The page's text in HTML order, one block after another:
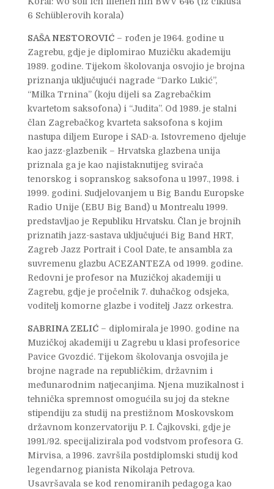
6 Schüblerovih korala)
SAŠA NESTOROVIĆ– rođen je 1964. godine u
Zagrebu, gdje je diplomirao Muzičku akademiju
1989. godine. Tijekom školovanja osvojio je brojna
priznanja uključujući nagrade “Darko Lukić”,
“Milka Trnina” (koju dijeli sa Zagrebačkim
kvartetom saksofona) i “Judita”. Od 1989. je stalni
član Zagrebačkog kvarteta saksofona s kojim
nastupa diljem Europe i SAD-a. Istovremeno djeluje
kao jazz-glazbenik – Hrvatska glazbena unija
priznala ga je kao najistaknutijeg svirača
tenorskog i sopranskog saksofona u 1997., 1998. i
1999. godini. Sudjelovanjem u Big Bandu Europske
Radio Unije (EBU Big Band) u Montrealu 1999.
predstavljao je Republiku Hrvatsku. Član je brojnih
priznatih jazz-sastava uključujući Big Band HRT,
Zagreb Jazz Portrait i Cool Date, te ansambla za
suvremenu glazbu ACEZANTEZA od 1999. godine.
Redovni je profesor na Muzičkoj akademiji u
Zagrebu, gdje je pročelnik 7. duhačkog odsjeka,
voditelj komorne glazbe i voditelj Jazz orkestra.
SABRINA ZELIĆ– diplomirala je 1990. godine na
Muzičkoj akademiji u Zagrebu u klasi profesorice
Pavice Gvozdić. Tijekom školovanja osvojila je
brojne nagrade na republičkim, državnim i
međunarodnim natjecanjima. Njena muzikalnost i
tehnička spremnost omogućila su joj da stekne
stipendiju za studij na prestižnom Moskovskom
državnom konzervatoriju P. I. Čajkovski, gdje je
1991./92. specijalizirala pod vodstvom profesora G.
Mirvisa, a 1996. završila postdiplomski studij kod
legendarnog pianista Nikolaja Petrova.
Usavršavala se kod renomiranih pedagoga kao